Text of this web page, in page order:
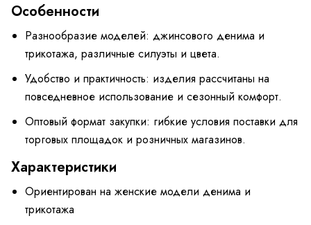
Особенности
Разнообразие моделей: джинсового денима и
трикотажа, различные силуэты и цвета.
Удобство и практичность: изделия рассчитаны на
повседневное использование и сезонный комфорт.
Оптовый формат закупки: гибкие условия поставки для
торговых площадок и розничных магазинов.
Характеристики
Ориентирован на женские модели денима и
трикотажа